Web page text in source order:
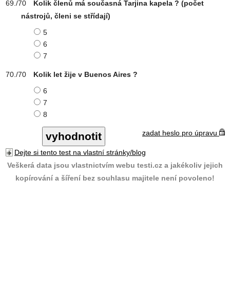
Kolik členů má současná Tarjina kapela ? (počet
nástrojů, členi se střídají)
5
6
7
Kolik let žije v Buenos Aires ?
6
7
8
zadat heslo pro úpravu
Dejte si tento test na vlastní stránky/blog
Veškerá data jsou vlastnictvím webu testi.cz a jakékoliv jejich
kopírování a šíření bez souhlasu majitele není povoleno!